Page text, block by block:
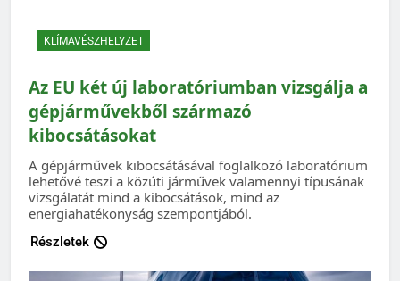
KLÍMAVÉSZHELYZET
Az EU két új laboratóriumban vizsgálja a
gépjárművekből származó
kibocsátásokat
A gépjárművek kibocsátásával foglalkozó laboratórium
lehetővé teszi a közúti járművek valamennyi típusának
vizsgálatát mind a kibocsátások, mind az
energiahatékonyság szempontjából.
Részletek